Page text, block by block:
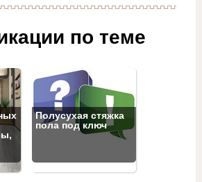
по теме
Полусухая стяжка
пола под ключ